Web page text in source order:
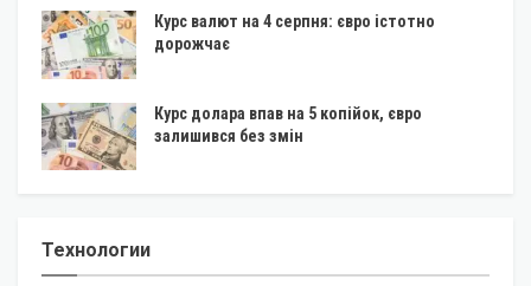
Курс валют на 4 серпня: євро істотно
дорожчає
Курс долара впав на 5 копійок, євро
залишився без змін
Технологии